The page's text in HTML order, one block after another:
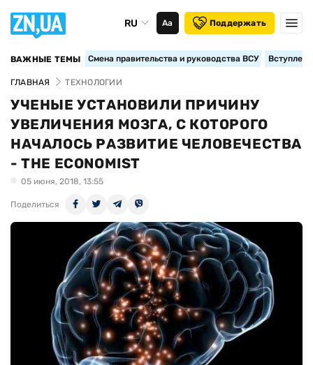
RU Аа Поддержать
ВАЖНЫЕ ТЕМЫ Смена правительства и руководства ВСУ
ГЛАВНАЯ ТЕХНОЛОГИИ
УЧЕНЫЕ УСТАНОВИЛИ ПРИЧИНУ
УВЕЛИЧЕНИЯ МОЗГА, С КОТОРОГО
НАЧАЛОСЬ РАЗВИТИЕ ЧЕЛОВЕЧЕСТВА
- THE ECONOMIST
05 июня, 2018, 13:55
Поделиться